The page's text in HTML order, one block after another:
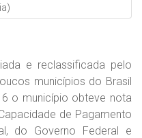
e reclassificada pelo
municípios do Brasil
o município obteve nota
de Pagamento
do Governo Federal e